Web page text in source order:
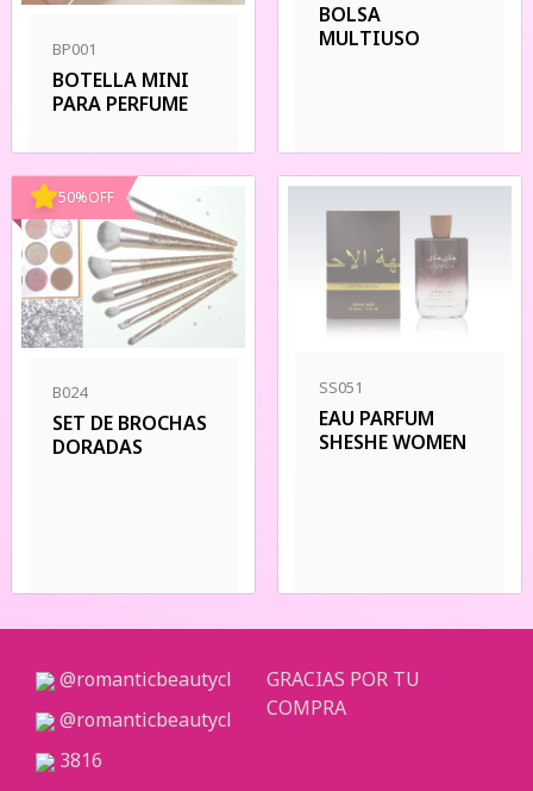
BP001
BOTELLA MINI
PARA PERFUME
BOLSA
MULTIUSO
50%OFF
B024
SET DE BROCHAS
DORADAS
SS051
EAU PARFUM
SHESHE WOMEN
@romanticbeautycl
@romanticbeautycl
3816
GRACIAS POR TU
COMPRA